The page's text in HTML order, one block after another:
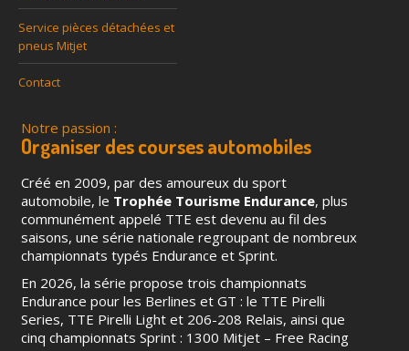
Service pièces détachées et
pneus Mitjet
Contact
Notre passion :
Organiser des courses automobiles
Créé en 2009, par des amoureux du sport
automobile, le Trophée Tourisme Endurance, plus
communément appelé TTE est devenu au fil des
saisons, une série nationale regroupant de nombreux
championnats typés Endurance et Sprint.
En 2026, la série propose trois championnats
Endurance pour les Berlines et GT : le TTE Pirelli
Series, TTE Pirelli Light et 206-208 Relais, ainsi que
cinq championnats Sprint : 1300 Mitjet – Free Racing